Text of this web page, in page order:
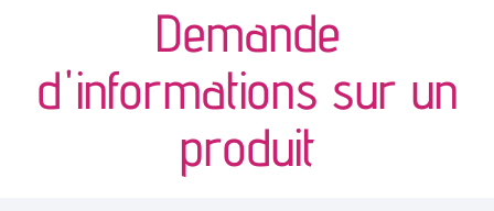
canapés et fauteuils
séjours
meubles de complément
Demande
d'informations sur un
produit